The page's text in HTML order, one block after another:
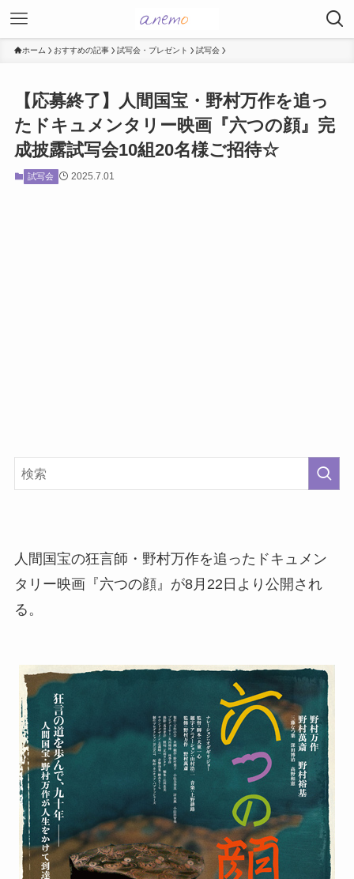
ホーム おすすめの記事 試写会・プレゼント 試写会
【応募終了】人間国宝・野村万作を追っ
たドキュメンタリー映画『六つの顔』完
成披露試写会10組20名様ご招待☆
試写会 2025.7.01
人間国宝の狂言師・野村万作を追ったドキュメン
タリー映画『六つの顔』が8月22日より公開され
る。